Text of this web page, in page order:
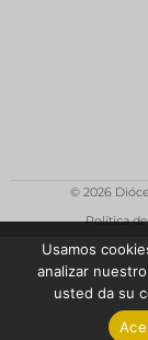
© 2026
Política
Usamos
analizar
usted da su